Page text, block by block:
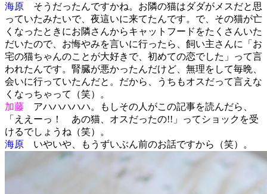
海原 そうだったんですかね。お隣の猫はダダがメスだと思
っていたみたいで、夜這いに来てたんです。で、その猫が亡
くなったときにお隣さんからキャットフードをたくさんいた
だいたので、お悔やみを言いに行ったら、飼い主さんに「お
宅の猫ちゃんのことが大好きで、初めての恋でした」って言
われたんです。腎臓が悪かったんだけど、無理をして毎晩、
会いに行っていたんだと。だから、うちもオスだって言えな
くなっちゃって（笑）。
加藤 アハハハハハ。もしその人がこの記事を読んだら、
「ええーっ！ あの猫、オスだったの!!」ってショックを受
けるでしょうね（笑）。
海原 いやいや、もうずいぶん前のお話ですから（笑）。